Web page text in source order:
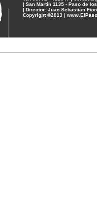
| San Martín 1135 - Paso de
| Director: Juan Sebastián Fiori
Copyright ©2013 |